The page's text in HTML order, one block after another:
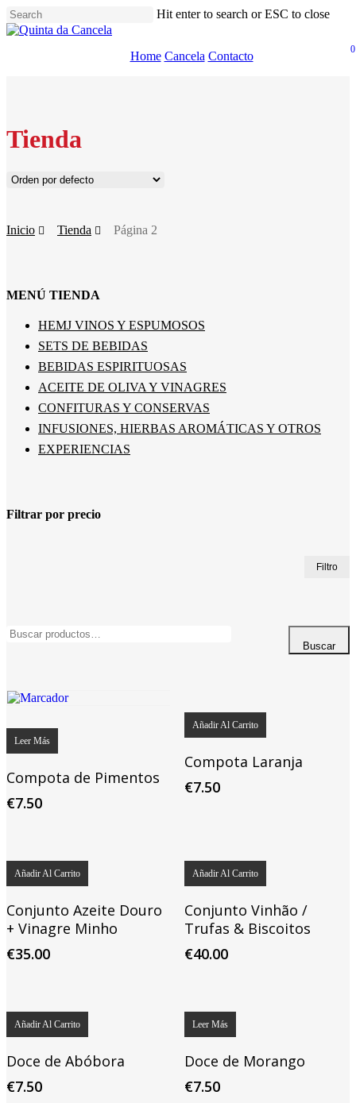
Skip
to
Hit enter to search or ESC to close
Close
0
Home Cancela Contacto
Tienda
Inicio Tienda Página 2
MENÚ TIENDA
HEMJ VINOS Y ESPUMOSOS
SETS DE BEBIDAS
BEBIDAS ESPIRITUOSAS
ACEITE DE OLIVA Y VINAGRES
CONFITURAS Y CONSERVAS
INFUSIONES, HIERBAS AROMÁTICAS Y OTROS
EXPERIENCIAS
Filtrar por precio
Filtro
Buscar
Buscar
Leer Más
Compota de Pimentos
€7.50
Añadir Al Carrito
Compota Laranja
€7.50
Añadir Al Carrito
Conjunto Azeite Douro
+ Vinagre Minho
€35.00
Añadir Al Carrito
Conjunto Vinhão /
Trufas & Biscoitos
€40.00
Añadir Al Carrito
Doce de Abóbora
€7.50
Leer Más
Doce de Morango
€7.50